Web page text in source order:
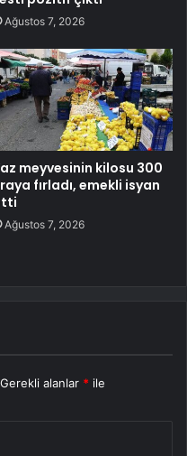
Ağustos 7, 2026
meyvesinin kilosu 300
fırladı, emekli isyan
Ağustos 7, 2026
Gerekli alanlar * ile